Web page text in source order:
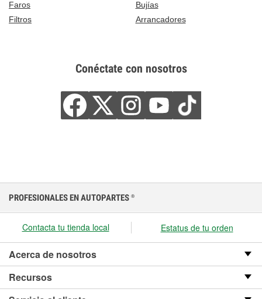
Faros
Bujías
Filtros
Arrancadores
Conéctate con nosotros
PROFESIONALES EN AUTOPARTES ®
Contacta tu tienda local Estatus de tu orden
Acerca de nosotros
Recursos